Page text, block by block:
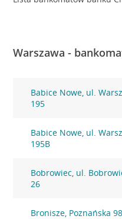
Warszawa -
Babice Nowe, ul.
195
Babice Nowe, ul.
195B
Bobrowiec, ul.
26
Bronisze, Poznańska 98